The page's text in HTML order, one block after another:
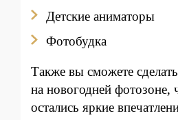
Детские аниматоры
Фотобудка
Также вы сможете
на новогодней фотозоне,
остались яркие